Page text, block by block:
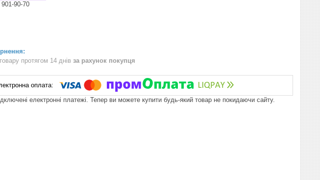
90-70
протягом 14 днів за рахунок покупця
електронні платежі. Тепер ви можете купити будь-який товар не покидаючи сайту.